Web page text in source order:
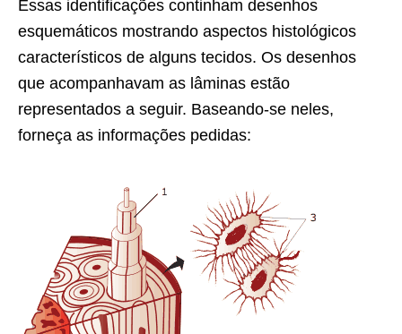
Essas identificações continham desenhos
esquemáticos mostrando aspectos histológicos
característicos de alguns tecidos. Os desenhos
que acompanhavam as lâminas estão
representados a seguir. Baseando-se neles,
forneça as informações pedidas: